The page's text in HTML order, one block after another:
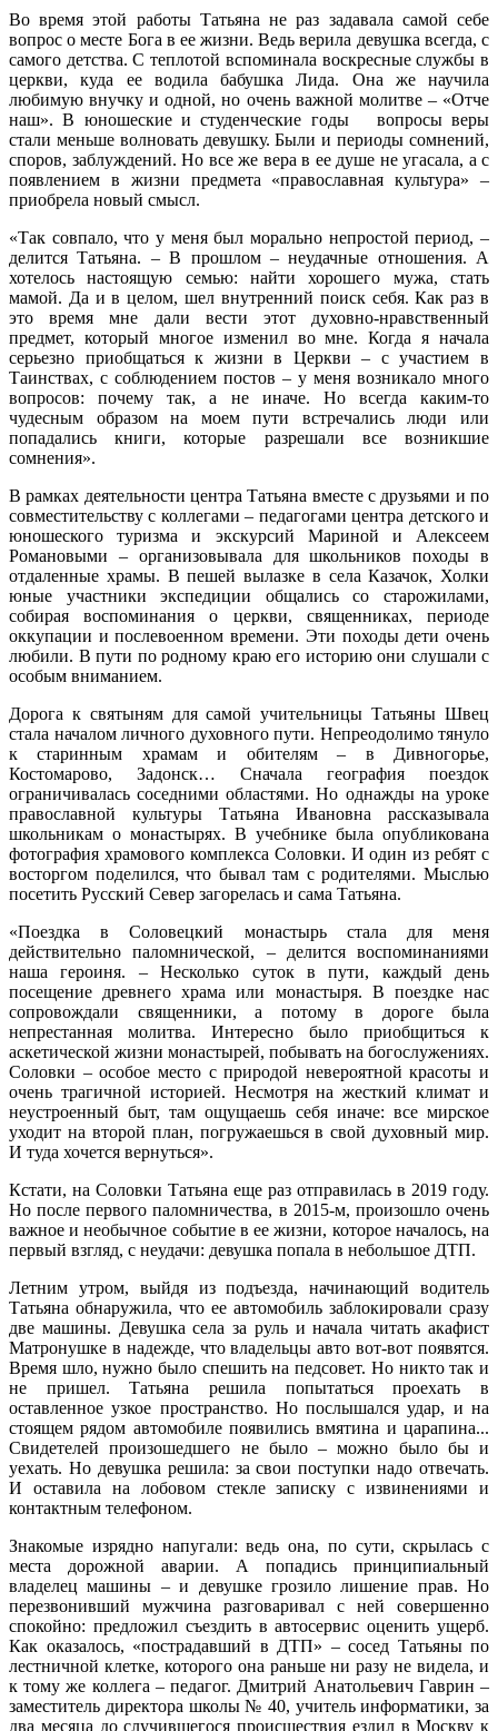
Во время этой работы Татьяна не раз задавала самой себе
вопрос о месте Бога в ее жизни. Ведь верила девушка всегда, с
самого детства. С теплотой вспоминала воскресные службы в
церкви, куда ее водила бабушка Лида. Она же научила
любимую внучку и одной, но очень важной молитве – «Отче
наш». В юношеские и студенческие годы вопросы веры
стали меньше волновать девушку. Были и периоды сомнений,
споров, заблуждений. Но все же вера в ее душе не угасала, а с
появлением в жизни предмета «православная культура» –
приобрела новый смысл.
«Так совпало, что у меня был морально непростой период, –
делится Татьяна. – В прошлом – неудачные отношения. А
хотелось настоящую семью: найти хорошего мужа, стать
мамой. Да и в целом, шел внутренний поиск себя. Как раз в
это время мне дали вести этот духовно-нравственный
предмет, который многое изменил во мне. Когда я начала
серьезно приобщаться к жизни в Церкви – с участием в
Таинствах, с соблюдением постов – у меня возникало много
вопросов: почему так, а не иначе. Но всегда каким-то
чудесным образом на моем пути встречались люди или
попадались книги, которые разрешали все возникшие
сомнения».
В рамках деятельности центра Татьяна вместе с друзьями и по
совместительству с коллегами – педагогами центра детского и
юношеского туризма и экскурсий Мариной и Алексеем
Романовыми – организовывала для школьников походы в
отдаленные храмы. В пешей вылазке в села Казачок, Холки
юные участники экспедиции общались со старожилами,
собирая воспоминания о церкви, священниках, периоде
оккупации и послевоенном времени. Эти походы дети очень
любили. В пути по родному краю его историю они слушали с
особым вниманием.
Дорога к святыням для самой учительницы Татьяны Швец
стала началом личного духовного пути. Непреодолимо тянуло
к старинным храмам и обителям – в Дивногорье,
Костомарово, Задонск… Сначала география поездок
ограничивалась соседними областями. Но однажды на уроке
православной культуры Татьяна Ивановна рассказывала
школьникам о монастырях. В учебнике была опубликована
фотография храмового комплекса Соловки. И один из ребят с
восторгом поделился, что бывал там с родителями. Мыслью
посетить Русский Север загорелась и сама Татьяна.
«Поездка в Соловецкий монастырь стала для меня
действительно паломнической, – делится воспоминаниями
наша героиня. – Несколько суток в пути, каждый день
посещение древнего храма или монастыря. В поездке нас
сопровождали священники, а потому в дороге была
непрестанная молитва. Интересно было приобщиться к
аскетической жизни монастырей, побывать на богослужениях.
Соловки – особое место с природой невероятной красоты и
очень трагичной историей. Несмотря на жесткий климат и
неустроенный быт, там ощущаешь себя иначе: все мирское
уходит на второй план, погружаешься в свой духовный мир.
И туда хочется вернуться».
Кстати, на Соловки Татьяна еще раз отправилась в 2019 году.
Но после первого паломничества, в 2015-м, произошло очень
важное и необычное событие в ее жизни, которое началось, на
первый взгляд, с неудачи: девушка попала в небольшое ДТП.
Летним утром, выйдя из подъезда, начинающий водитель
Татьяна обнаружила, что ее автомобиль заблокировали сразу
две машины. Девушка села за руль и начала читать акафист
Матронушке в надежде, что владельцы авто вот-вот появятся.
Время шло, нужно было спешить на педсовет. Но никто так и
не пришел. Татьяна решила попытаться проехать в
оставленное узкое пространство. Но послышался удар, и на
стоящем рядом автомобиле появились вмятина и царапина...
Свидетелей произошедшего не было – можно было бы и
уехать. Но девушка решила: за свои поступки надо отвечать.
И оставила на лобовом стекле записку с извинениями и
контактным телефоном.
Знакомые изрядно напугали: ведь она, по сути, скрылась с
места дорожной аварии. А попадись принципиальный
владелец машины – и девушке грозило лишение прав. Но
перезвонивший мужчина разговаривал с ней совершенно
спокойно: предложил съездить в автосервис оценить ущерб.
Как оказалось, «пострадавший в ДТП» – сосед Татьяны по
лестничной клетке, которого она раньше ни разу не видела, и
к тому же коллега – педагог. Дмитрий Анатольевич Гаврин –
заместитель директора школы № 40, учитель информатики, за
два месяца до случившегося происшествия ездил в Москву к